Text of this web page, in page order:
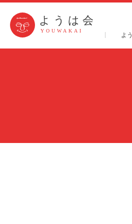
ようは会
YOUWAKAI
よ